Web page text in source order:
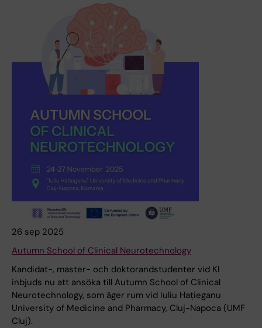
26 sep 2025
Autumn School of Clinical Neurotechnology
Kandidat-, master- och doktorandstudenter vid KI
inbjuds nu att ansöka till Autumn School of Clinical
Neurotechnology, som äger rum vid Iuliu Hațieganu
University of Medicine and Pharmacy, Cluj-Napoca (UMF
Cluj).